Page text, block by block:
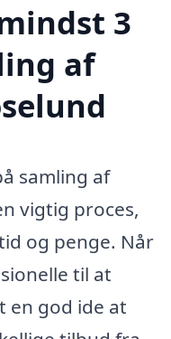
3
af
samling af
vigtig proces,
og penge. Når
til at
en god ide at